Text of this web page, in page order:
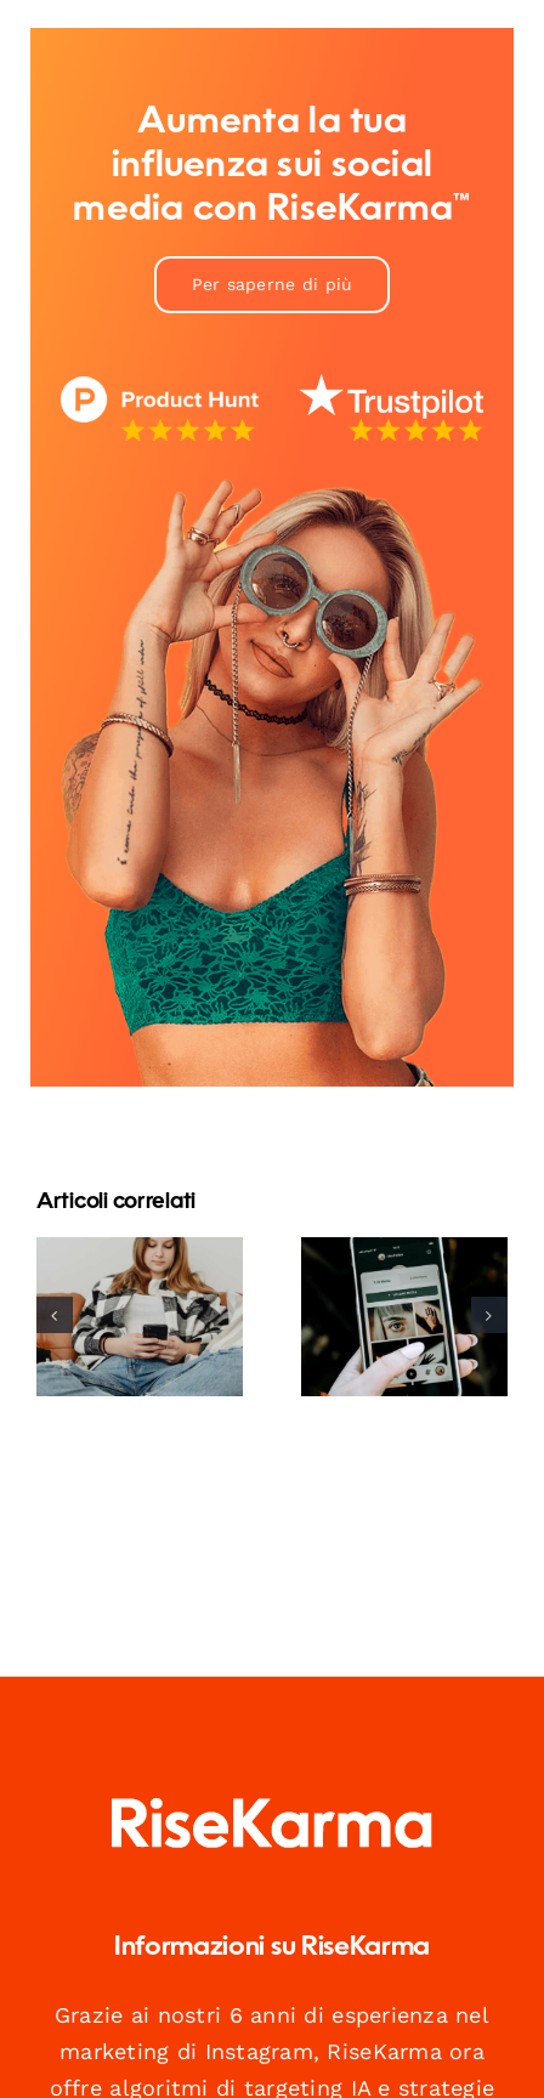
Aumenta la tua
influenza sui social
media con RiseKarma™
Per saperne di più
Articoli correlati
Strategie
innovative
per
aumentare
la visibilità
dei gruppi
Migliori
pratiche per
l’uso dei filtri
in realtà
aumentata
sui social
Informazioni su RiseKarma
Grazie ai nostri 6 anni di esperienza nel
marketing di Instagram, RiseKarma ora
offre algoritmi di targeting IA e strategie